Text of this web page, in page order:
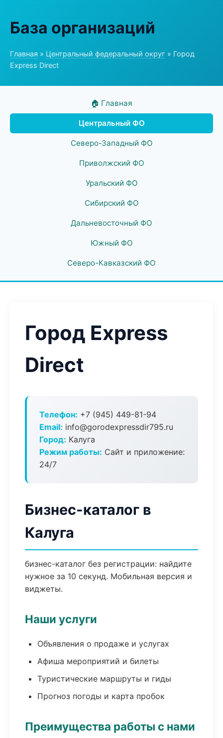
База организаций
Главная » Центральный федеральный округ » Город
Express Direct
🏠 Главная
Центральный ФО
Северо-Западный ФО
Приволжский ФО
Уральский ФО
Сибирский ФО
Дальневосточный ФО
Южный ФО
Северо-Кавказский ФО
Город Express
Direct
Телефон: +7 (945) 449-81-94
Email: info@gorodexpressdir795.ru
Город: Калуга
Режим работы: Сайт и приложение:
24/7
Бизнес-каталог в
Калуга
бизнес-каталог без регистрации: найдите
нужное за 10 секунд. Мобильная версия и
виджеты.
Наши услуги
Объявления о продаже и услугах
Афиша мероприятий и билеты
Туристические маршруты и гиды
Прогноз погоды и карта пробок
Преимущества работы с нами